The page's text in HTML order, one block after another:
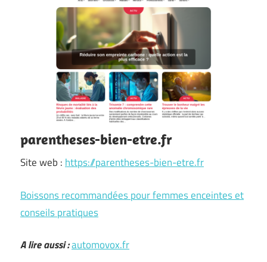
parentheses-bien-etre.fr
Site web : https://parentheses-bien-etre.fr
Boissons recommandées pour femmes enceintes et
conseils pratiques
A lire aussi :automovox.fr